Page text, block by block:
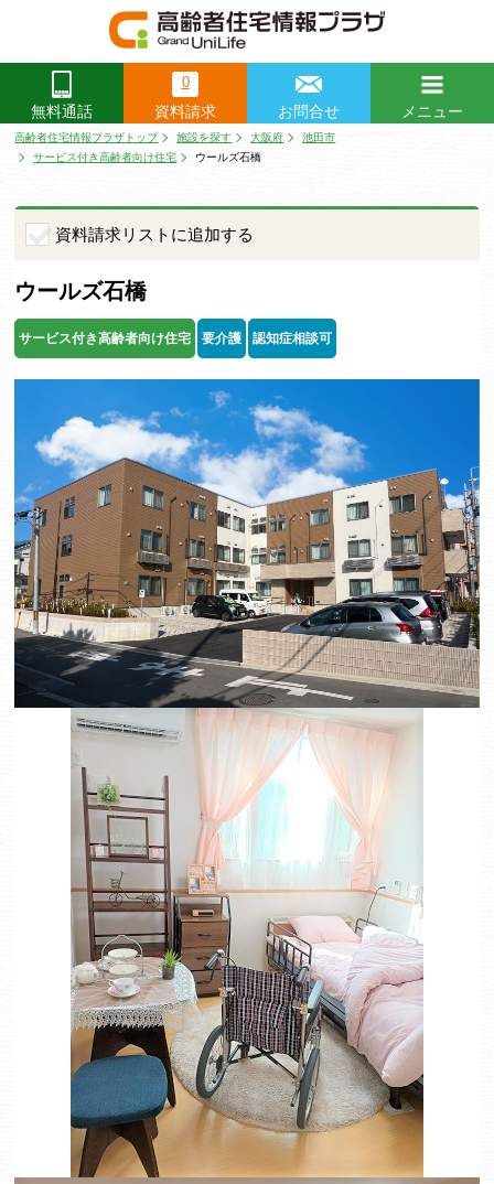
無料通話
0
資料請求 お問合せ
メニュー
高齢者住宅情報プラザトップ 施設を探す 大阪府
池田市
サービス付き高齢者向け住宅
ウールズ石橋
資料請求リストに追加する
ウールズ石橋
サービス付き高齢者向け住宅 要介護 認知症相談可